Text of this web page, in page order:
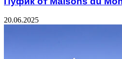
20.06.2025